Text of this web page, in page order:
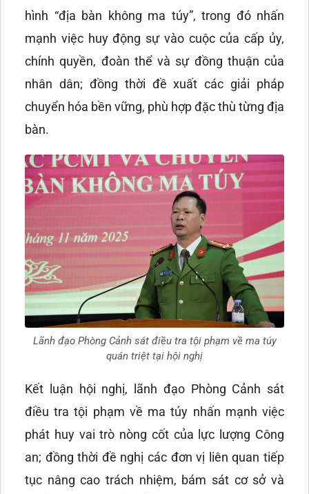
hình “địa bàn không ma túy”, trong đó nhấn
mạnh việc huy động sự vào cuộc của cấp ủy,
chính quyền, đoàn thể và sự đồng thuận của
nhân dân; đồng thời đề xuất các giải pháp
chuyển hóa bền vững, phù hợp đặc thù từng địa
bàn.
Lãnh đạo Phòng Cảnh sát điều tra tội phạm về ma túy
quán triệt tại hội nghị
Kết luận hội nghị, lãnh đạo Phòng Cảnh sát
điều tra tội phạm về ma túy nhấn mạnh việc
phát huy vai trò nòng cốt của lực lượng Công
an; đồng thời đề nghị các đơn vị liên quan tiếp
tục nâng cao trách nhiệm, bám sát cơ sở và